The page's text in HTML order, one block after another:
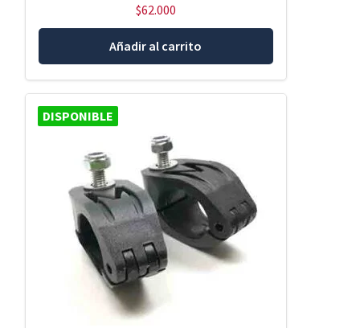
$62.000
Añadir al carrito
DISPONIBLE